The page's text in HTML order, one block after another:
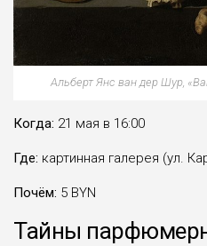
Альберт Янс ван дер Шур,
Когда: 21 мая в 16:00
Где: картинная галерея (ул.
Почём: 5 BYN
Тайны